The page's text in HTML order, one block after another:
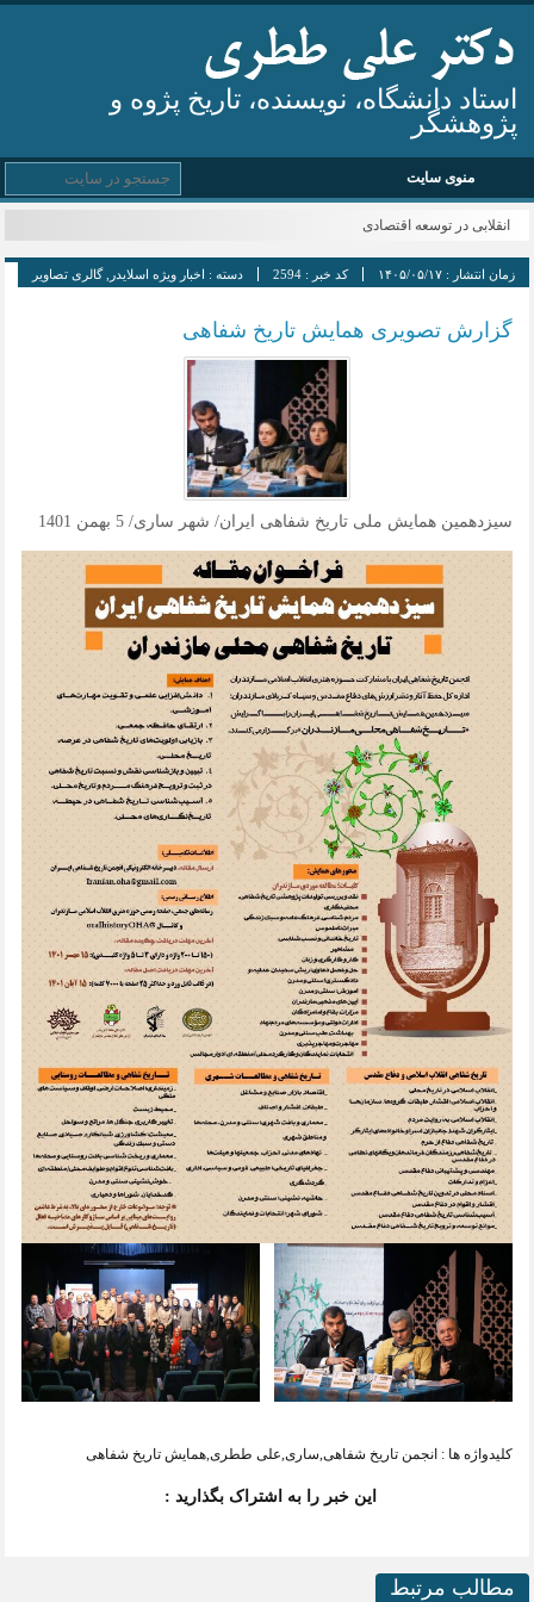
استاد دانشگاه، نویسنده، تاریخ پژوه و
پژوهشگر
منوی سایت
_
زمان انتشار :۱۴۰۵/۰۵/۱۷ کد خبر :2594 دسته : اخبار ویژه اسلایدر ,گالری تصاویر
گزارش تصویری همایش تاریخ شفاهی
سیزدهمین همایش ملی تاریخ شفاهی ایران/ شهر ساری/ 5 بهمن 1401
کلیدواژه ها : انجمن تاریخ شفاهی,ساری,علی ططری,همایش تاریخ شفاهی
این خبر را به اشتراک بگذارید :
مطالب مرتبط